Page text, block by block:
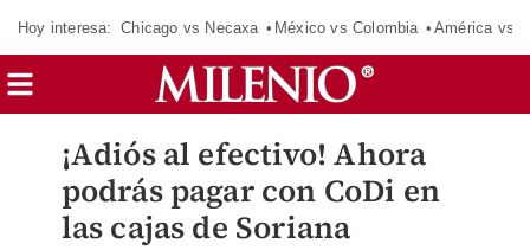
Hoy interesa: Chicago vs Necaxa México vs Colombia América vs
¡Adiós al efectivo! Ahora
podrás pagar con CoDi en
las cajas de Soriana